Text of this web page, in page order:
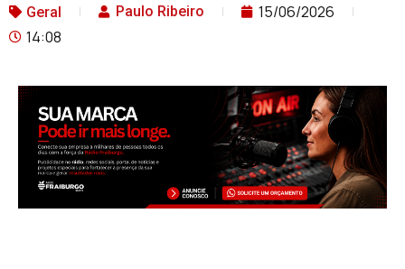
Geral Paulo Ribeiro
15/06/2026
14:08